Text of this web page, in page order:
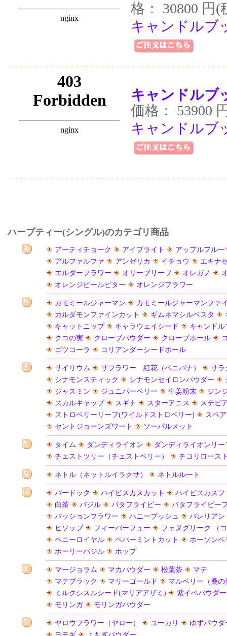
格： 30800 円(
キャンドルブ
キャンドルブ
価格： 53900
キャンドルブ
ハーブティー(シングル)のカテゴリ商品
アーティチョーク アイブライト
アップルフルー
アルファルファ
アンゼリカ イチョウ
エキナ
エルダーフラワー
オリーブリーフ オレガノ
オレンジピールビター
オレンジフラワー
カモミールジャーマン
カモミールジャーマンファ
カルダモンファインカット
ギムネマシルベスタ
キャットニップ
キャラウェイシード
キャンドル
クコの実
クローブパウダー クローブホール
ゴツコーラ
コリアンダーシードホール
サイリウム サフラワー 紅花（ベニバナ）
サラ
シナモンスティック
シナモンセイロンパウダー
ジャスミン
ジュニパーベリー 生姜粉末
ジン
スカルキャップ
スギナ スターアニス
ステビ
ストロベリーリーフ(ワイルドストロベリー)
スペ
セントジョーンズワート
ソーパルメット
タイム ダンディライオン
ダンディライオンリー
チェストツリー（チェストベリー）
チコリロース
ネトル（ネットルイラクサ） ネトルルート
バードック ハイビスカスカット
ハイビスカス
白茶
バジル バタフライピー
バタフライピー
パッションフラワー
ハニーブッシュ
バレリアン
ヒソップ
フィーバーフュー
フェヌグリーク （
ペニーロイヤル
ペパーミントカット
ホーソンベ
ホーリーバジル
ホップ
マージョラム マカパウダー 松葉茶
マテ
マテブラック
マリーゴールド
マルベリー（桑の
ミルクシスルシード(マリアアザミ)
紫イペパウダー
モリンガ
モリンガパウダー
ヤロウフラワー（ヤロー） ユーカリ
ゆずパウダ